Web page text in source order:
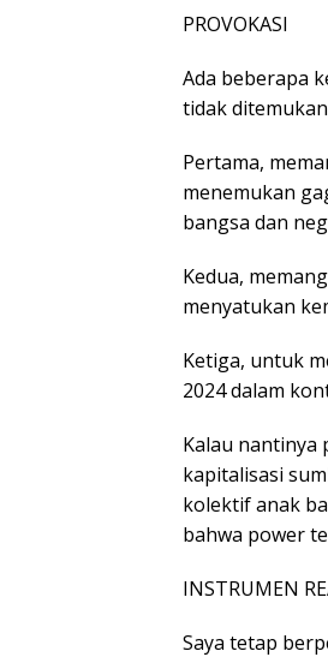
PROVOKASI
Ada beberapa
tidak
Pertama,
menemukan
bangsa dan
Kedua,
menyatukan
Ketiga, untuk
2024 dalam
Kalau nantinya
kapitalisasi
kolektif anak
bahwa power
INSTRUMEN
Saya tetap